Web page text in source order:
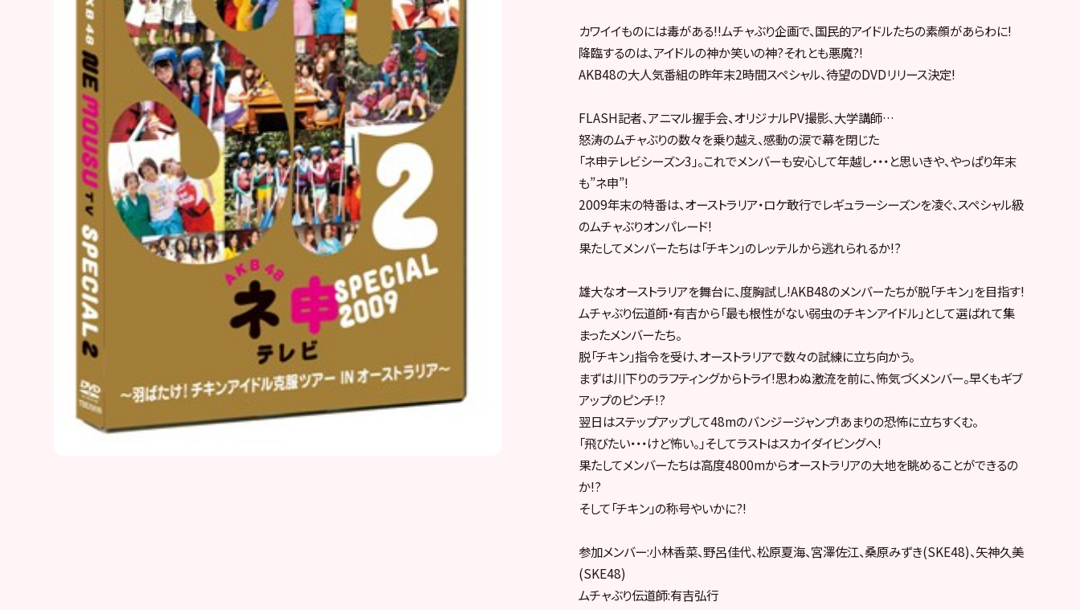
カワイイものには毒がある!!ムチャぶり企画で、国民的アイドルたちの素顔があらわに!
降臨するのは、アイドルの神か笑いの神?それとも悪魔?!
AKB48の大人気番組の昨年末2時間スペシャル、待望のDVDリリース決定!
FLASH記者、アニマル握手会、オリジナルPV撮影、大学講師…
怒涛のムチャぶりの数々を乗り越え、感動の涙で幕を閉じた
「ネ申テレビシーズン3」。これでメンバーも安心して年越し・・・と思いきや、やっぱり年末
も”ネ申”!
2009年末の特番は、オーストラリア・ロケ敢行でレギュラーシーズンを凌ぐ、スペシャル級
のムチャぶりオンパレード!
果たしてメンバーたちは「チキン」のレッテルから逃れられるか!?
雄大なオーストラリアを舞台に、度胸試し!AKB48のメンバーたちが脱「チキン」を目指す!
ムチャぶり伝道師・有吉から「最も根性がない弱虫のチキンアイドル」として選ばれて集
まったメンバーたち。
脱「チキン」指令を受け、オーストラリアで数々の試練に立ち向かう。
まずは川下りのラフティングからトライ!思わぬ激流を前に、怖気づくメンバー。早くもギブ
アップのピンチ!?
翌日はステップアップして48mのバンジージャンプ!あまりの恐怖に立ちすくむ。
「飛びたい・・・けど怖い。」そしてラストはスカイダイビングへ!
果たしてメンバーたちは高度4800mからオーストラリアの大地を眺めることができるの
か!?
そして「チキン」の称号やいかに?!
参加メンバー:小林香菜、野呂佳代、松原夏海、宮澤佐江、桑原みずき(SKE48)、矢神久美
(SKE48)
ムチャぶり伝道師:有吉弘行